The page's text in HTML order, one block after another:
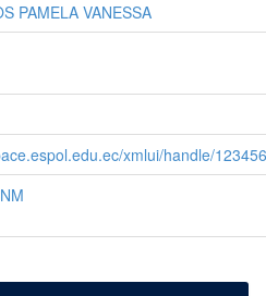
PAMELA VANESSA
xmlui/handle/